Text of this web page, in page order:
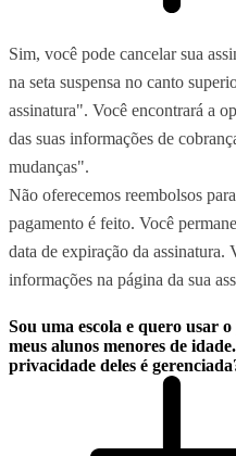
Sim, você pode cancelar sua
na seta suspensa no canto
assinatura". Você encontrará a
das suas informações de
mudanças".
Não oferecemos reembolsos
pagamento é feito. Você
data de expiração da assinatura.
informações na página da sua
Sou uma escola e quero usar
meus alunos menores de
privacidade deles é